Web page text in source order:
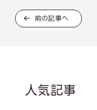
前の記事へ
人気記事